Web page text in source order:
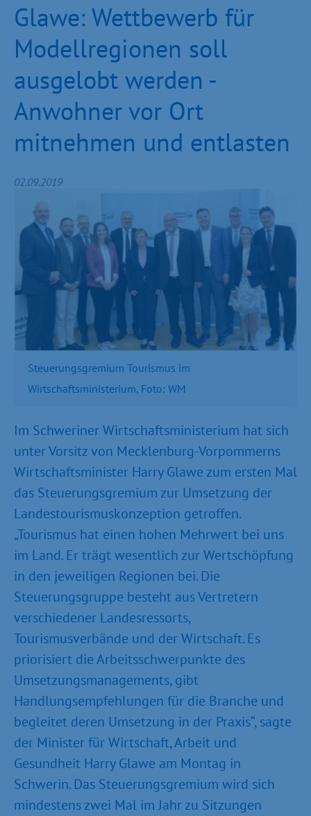
Glawe: Wettbewerb für
Modellregionen soll
ausgelobt werden -
Anwohner vor Ort
mitnehmen und entlasten
02.09.2019
Steuerungsgremium Tourismus im
Wirtschaftsministerium, Foto: WM
Im Schweriner Wirtschaftsministerium hat sich
unter Vorsitz von Mecklenburg-Vorpommerns
Wirtschaftsminister Harry Glawe zum ersten Mal
das Steuerungsgremium zur Umsetzung der
Landestourismuskonzeption getroffen.
„Tourismus hat einen hohen Mehrwert bei uns
im Land. Er trägt wesentlich zur Wertschöpfung
in den jeweiligen Regionen bei. Die
Steuerungsgruppe besteht aus Vertretern
verschiedener Landesressorts,
Tourismusverbände und der Wirtschaft. Es
priorisiert die Arbeitsschwerpunkte des
Umsetzungsmanagements, gibt
Handlungsempfehlungen für die Branche und
begleitet deren Umsetzung in der Praxis“, sagte
der Minister für Wirtschaft, Arbeit und
Gesundheit Harry Glawe am Montag in
Schwerin. Das Steuerungsgremium wird sich
mindestens zwei Mal im Jahr zu Sitzungen